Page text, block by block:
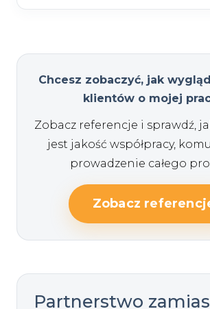
Chcesz zobaczyć, jak
klientów o mojej
Zobacz referencje i sprawdź,
jest jakość współpracy,
prowadzenie całego
Zobacz
Partnerstwo